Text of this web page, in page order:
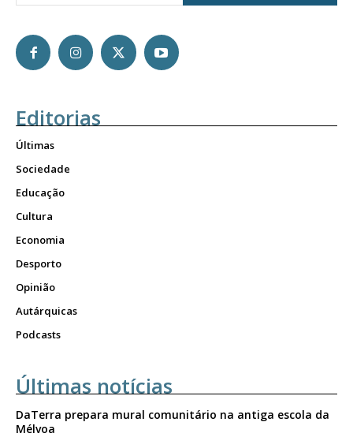
Editorias
Últimas
Sociedade
Educação
Cultura
Economia
Desporto
Opinião
Autárquicas
Podcasts
Últimas notícias
DaTerra prepara mural comunitário na antiga escola da
Mélvoa